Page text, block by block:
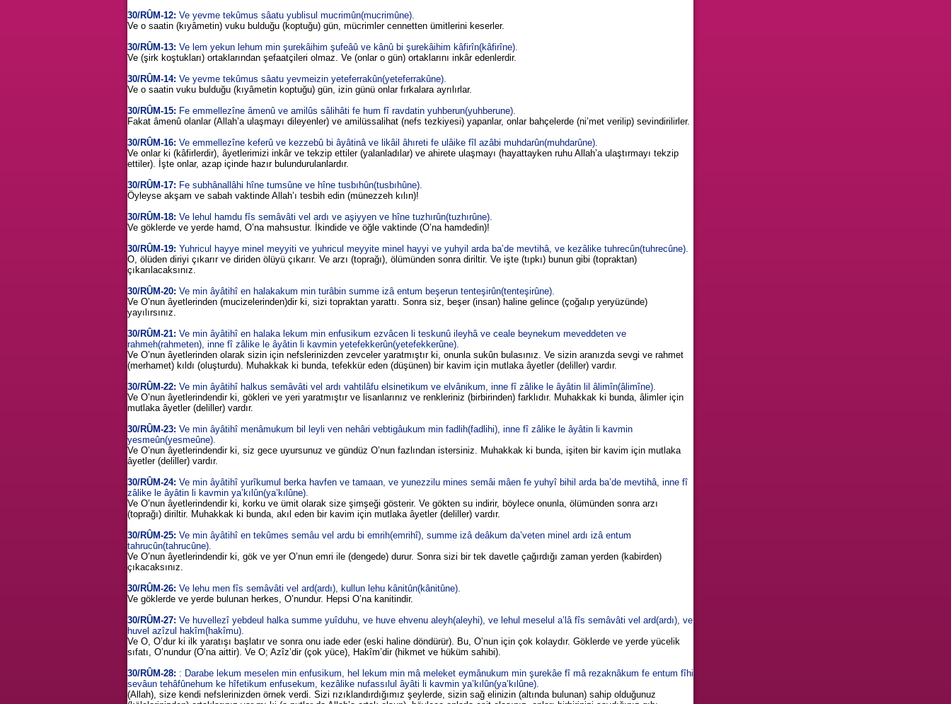
30/RÛM-12: Ve yevme tekûmus sâatu yublisul mucrimûn(mucrimûne).
Ve o saatin (kıyâmetin) vuku bulduğu (koptuğu) gün, mücrimler cennetten ümitlerini keserler.
30/RÛM-13: Ve lem yekun lehum min şurekâihim şufeâû ve kânû bi şurekâihim kâfirîn(kâfirîne).
Ve (şirk koştukları) ortaklarından şefaatçileri olmaz. Ve (onlar o gün) ortaklarını inkâr edenlerdir.
30/RÛM-14: Ve yevme tekûmus sâatu yevmeizin yeteferrakûn(yeteferrakûne).
Ve o saatin vuku bulduğu (kıyâmetin koptuğu) gün, izin günü onlar fırkalara ayrılırlar.
30/RÛM-15: Fe emmellezîne âmenû ve amilûs sâlihâti fe hum fî ravdatin yuhberun(yuhberune).
Fakat âmenû olanlar (Allah’a ulaşmayı dileyenler) ve amilüssalihat (nefs tezkiyesi) yapanlar, onlar bahçelerde (ni’met verilip) sevindirilirler.
30/RÛM-16: Ve emmellezîne keferû ve kezzebû bi âyâtinâ ve likâil âhıreti fe ulâike fîl azâbi muhdarûn(muhdarûne).
Ve onlar ki (kâfirlerdir), âyetlerimizi inkâr ve tekzip ettiler (yalanladılar) ve ahirete ulaşmayı (hayattayken ruhu Allah’a ulaştırmayı tekzip
ettiler). İşte onlar, azap içinde hazır bulundurulanlardır.
30/RÛM-17: Fe subhânallâhi hîne tumsûne ve hîne tusbıhûn(tusbıhûne).
Öyleyse akşam ve sabah vaktinde Allah’ı tesbih edin (münezzeh kılın)!
30/RÛM-18: Ve lehul hamdu fîs semâvâti vel ardı ve aşiyyen ve hîne tuzhırûn(tuzhırûne).
Ve göklerde ve yerde hamd, O’na mahsustur. İkindide ve öğle vaktinde (O’na hamdedin)!
30/RÛM-19: Yuhricul hayye minel meyyiti ve yuhricul meyyite minel hayyi ve yuhyil arda ba’de mevtihâ, ve kezâlike tuhrecûn(tuhrecûne).
O, ölüden diriyi çıkarır ve diriden ölüyü çıkarır. Ve arzı (toprağı), ölümünden sonra diriltir. Ve işte (tıpkı) bunun gibi (topraktan)
çıkarılacaksınız.
30/RÛM-20: Ve min âyâtihî en halakakum min turâbin summe izâ entum beşerun tenteşirûn(tenteşirûne).
Ve O’nun âyetlerinden (mucizelerinden)dir ki, sizi topraktan yarattı. Sonra siz, beşer (insan) haline gelince (çoğalıp yeryüzünde)
yayılırsınız.
30/RÛM-21: Ve min âyâtihî en halaka lekum min enfusikum ezvâcen li teskunû ileyhâ ve ceale beynekum meveddeten ve
rahmeh(rahmeten), inne fî zâlike le âyâtin li kavmin yetefekkerûn(yetefekkerûne).
Ve O’nun âyetlerinden olarak sizin için nefslerinizden zevceler yaratmıştır ki, onunla sukûn bulasınız. Ve sizin aranızda sevgi ve rahmet
(merhamet) kıldı (oluşturdu). Muhakkak ki bunda, tefekkür eden (düşünen) bir kavim için mutlaka âyetler (deliller) vardır.
30/RÛM-22: Ve min âyâtihî halkus semâvâti vel ardı vahtilâfu elsinetikum ve elvânikum, inne fî zâlike le âyâtin lil âlimîn(âlimîne).
Ve O’nun âyetlerindendir ki, gökleri ve yeri yaratmıştır ve lisanlarınız ve renkleriniz (birbirinden) farklıdır. Muhakkak ki bunda, âlimler için
mutlaka âyetler (deliller) vardır.
30/RÛM-23: Ve min âyâtihî menâmukum bil leyli ven nehâri vebtigâukum min fadlih(fadlihi), inne fî zâlike le âyâtin li kavmin
yesmeûn(yesmeûne).
Ve O’nun âyetlerindendir ki, siz gece uyursunuz ve gündüz O’nun fazlından istersiniz. Muhakkak ki bunda, işiten bir kavim için mutlaka
âyetler (deliller) vardır.
30/RÛM-24: Ve min âyâtihî yurîkumul berka havfen ve tamaan, ve yunezzilu mines semâi mâen fe yuhyî bihil arda ba’de mevtihâ, inne fî
zâlike le âyâtin li kavmin ya’kılûn(ya’kılûne).
Ve O’nun âyetlerindendir ki, korku ve ümit olarak size şimşeği gösterir. Ve gökten su indirir, böylece onunla, ölümünden sonra arzı
(toprağı) diriltir. Muhakkak ki bunda, akıl eden bir kavim için mutlaka âyetler (deliller) vardır.
30/RÛM-25: Ve min âyâtihî en tekûmes semâu vel ardu bi emrih(emrihî), summe izâ deâkum da’veten minel ardı izâ entum
tahrucûn(tahrucûne).
Ve O’nun âyetlerindendir ki, gök ve yer O’nun emri ile (dengede) durur. Sonra sizi bir tek davetle çağırdığı zaman yerden (kabirden)
çıkacaksınız.
30/RÛM-26: Ve lehu men fîs semâvâti vel ard(ardı), kullun lehu kânitûn(kânitûne).
Ve göklerde ve yerde bulunan herkes, O’nundur. Hepsi O’na kanitindir.
30/RÛM-27: Ve huvellezî yebdeul halka summe yuîduhu, ve huve ehvenu aleyh(aleyhi), ve lehul meselul a’lâ fîs semâvâti vel ard(ardı), ve
huvel azîzul hakîm(hakîmu).
Ve O, O’dur ki ilk yaratışı başlatır ve sonra onu iade eder (eski haline döndürür). Bu, O’nun için çok kolaydır. Göklerde ve yerde yücelik
sıfatı, O’nundur (O’na aittir). Ve O; Azîz’dir (çok yüce), Hakîm’dir (hikmet ve hüküm sahibi).
30/RÛM-28: : Darabe lekum meselen min enfusikum, hel lekum min mâ meleket eymânukum min şurekâe fî mâ rezaknâkum fe entum fîhi
sevâun tehâfûnehum ke hîfetikum enfusekum, kezâlike nufassılul âyâti li kavmin ya’kılûn(ya’kılûne).
(Allah), size kendi nefslerinizden örnek verdi. Sizi rızıklandırdığımız şeylerde, sizin sağ elinizin (altında bulunan) sahip olduğunuz